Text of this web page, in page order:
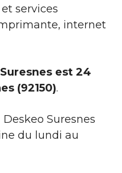
services
internet
est 24
(92150).
Deskeo Suresnes
du lundi au